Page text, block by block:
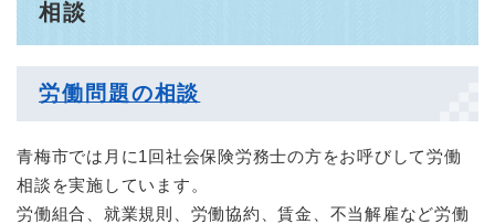
相談
労働問題の相談
青梅市では月に1回社会保険労務士の方をお呼びして労働
相談を実施しています。
労働組合、就業規則、労働協約、賃金、不当解雇など労働